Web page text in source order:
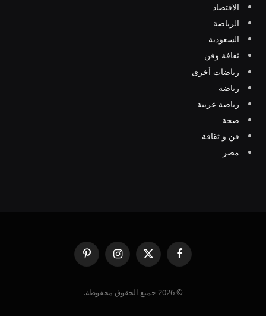
الاقتصاد
الرياضة
السعودية
ثقافة وفن
رياضات أخرى
رياضة
رياضة عربية
صحة
فن و ثقافة
مصر
فيسبوك
X
(Twitter)
الانستغرامبينتيريست
© 2026 جميع الحقوق محفوظة.